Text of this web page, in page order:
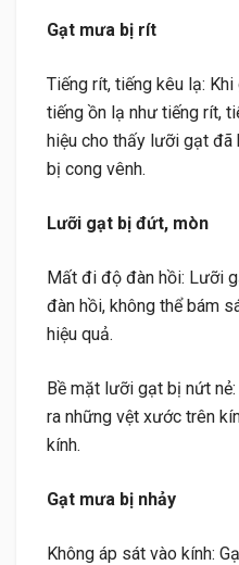
Gạt mưa bị rít
Tiếng rít, tiếng kêu lạ:
tiếng ồn lạ như tiếng rít,
hiệu cho thấy lưỡi gạt đã
bị cong vênh.
Lưỡi gạt bị đứt, mòn
Mất đi độ đàn hồi: Lưỡi
đàn hồi, không thể bám
hiệu quả.
Bề mặt lưỡi gạt bị nứt
ra những vệt xước trên
kính.
Gạt mưa bị nhảy
Không áp sát vào kính: